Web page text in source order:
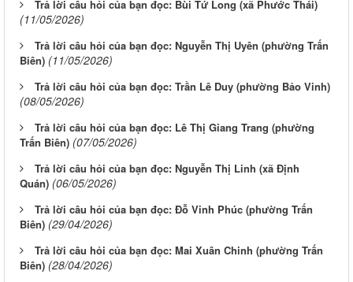
Trả lời câu hỏi của bạn đọc: Bùi Tứ Long (xã Phước Thái)
(11/05/2026)
Trả lời câu hỏi của bạn đọc: Nguyễn Thị Uyên (phường Trấn
Biên) (11/05/2026)
Trả lời câu hỏi của bạn đọc: Trần Lê Duy (phường Bảo Vinh)
(08/05/2026)
Trả lời câu hỏi của bạn đọc: Lê Thị Giang Trang (phường
Trấn Biên) (07/05/2026)
Trả lời câu hỏi của bạn đọc: Nguyễn Thị Linh (xã Định
Quán) (06/05/2026)
Trả lời câu hỏi của bạn đọc: Đỗ Vinh Phúc (phường Trấn
Biên) (29/04/2026)
Trả lời câu hỏi của bạn đọc: Mai Xuân Chinh (phường Trấn
Biên) (28/04/2026)